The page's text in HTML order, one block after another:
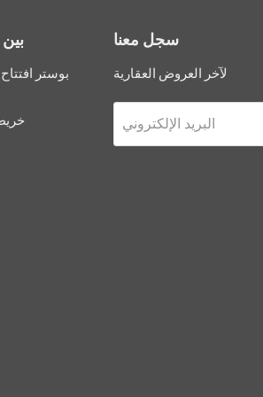
بوستر
سجل معنا
لآخر العروض العقارية
البريد الإلكتروني